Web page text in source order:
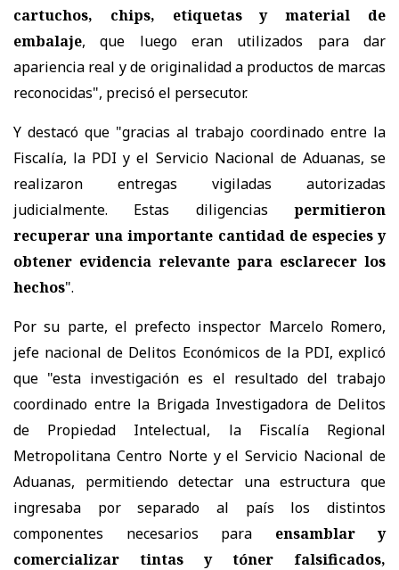
cartuchos, chips, etiquetas y material de
embalaje, que luego eran utilizados para dar
apariencia real y de originalidad a productos de marcas
reconocidas", precisó el persecutor.
Y destacó que "gracias al trabajo coordinado entre la
Fiscalía, la PDI y el Servicio Nacional de Aduanas, se
realizaron entregas vigiladas autorizadas
judicialmente. Estas diligencias permitieron
recuperar una importante cantidad de especies y
obtener evidencia relevante para esclarecer los
hechos".
Por su parte, el prefecto inspector Marcelo Romero,
jefe nacional de Delitos Económicos de la PDI, explicó
que "esta investigación es el resultado del trabajo
coordinado entre la Brigada Investigadora de Delitos
de Propiedad Intelectual, la Fiscalía Regional
Metropolitana Centro Norte y el Servicio Nacional de
Aduanas, permitiendo detectar una estructura que
ingresaba por separado al país los distintos
componentes necesarios para ensamblar y
comercializar tintas y tóner falsificados,